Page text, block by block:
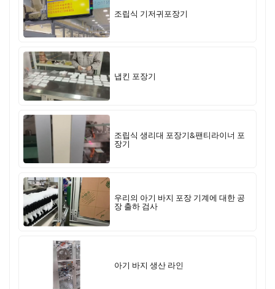
조립식 기저귀포장기
냅킨 포장기
조립식 생리대 포장기&팬티라이너 포
장기
우리의 아기 바지 포장 기계에 대한 공
장 출하 검사
아기 바지 생산 라인